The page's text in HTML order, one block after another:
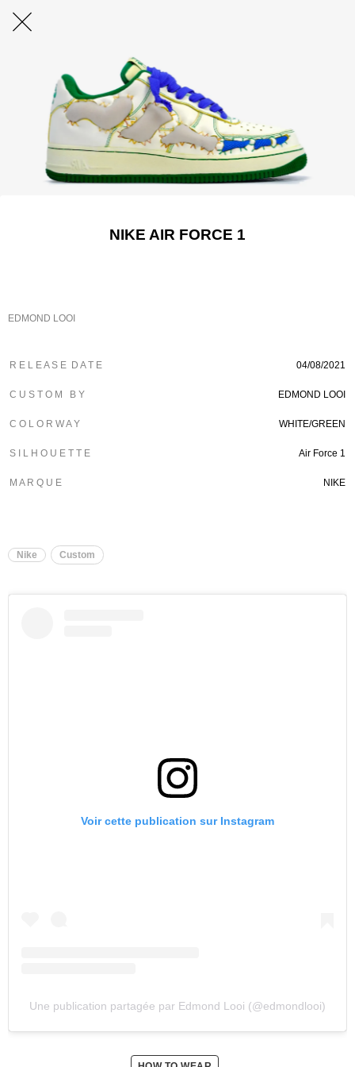
NIKE AIR FORCE 1
EDMOND LOOI
R E L E A S E D A T E 04/08/2021
C U S T O M B Y EDMOND LOOI
C O L O R W A Y WHITE/GREEN
S I L H O U E T T E Air Force 1
M A R Q U E NIKE
Nike Custom
Voir cette publication sur Instagram
Une publication partagée par Edmond Looi (@edmondlooi)